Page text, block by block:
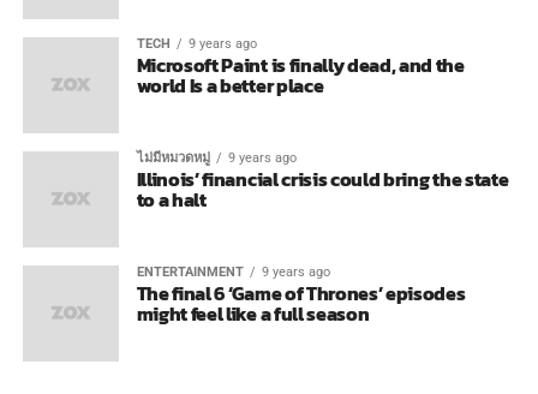
TECH 9 years ago
Microsoft Paint is finally dead, and the
world Is a better place
ไม่มีหมวดหมู่ 9 years ago
Illinois’ financial crisis could bring the state
to a halt
ENTERTAINMENT 9 years ago
The final 6 ‘Game of Thrones’ episodes
might feel like a full season